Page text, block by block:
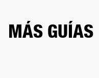
MÁS GUÍAS